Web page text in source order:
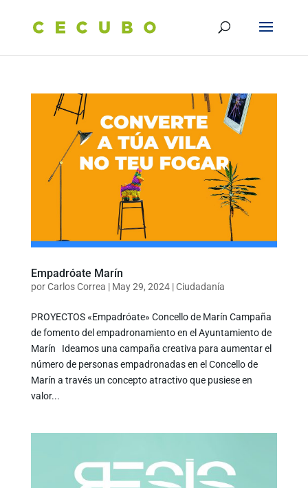
Empadróate Marín
porCarlos Correa | May 29, 2024|Ciudadanía
PROYECTOS «Empadróate» Concello de Marín Campaña
de fomento del empadronamiento en el Ayuntamiento de
Marín Ideamos una campaña creativa para aumentar el
número de personas empadronadas en el Concello de
Marín a través un concepto atractivo que pusiese en
valor...